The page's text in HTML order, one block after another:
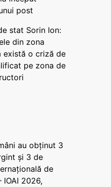
post
stat Sorin Ion:
din zona
există o criză de
pe zona de
au obținut 3
și 3 de
de
2026,